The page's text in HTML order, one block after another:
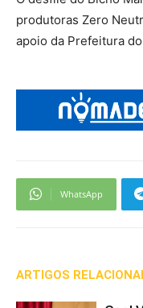
produtoras Zero
apoio da Prefeitura
WhatsApp
ARTIGOS